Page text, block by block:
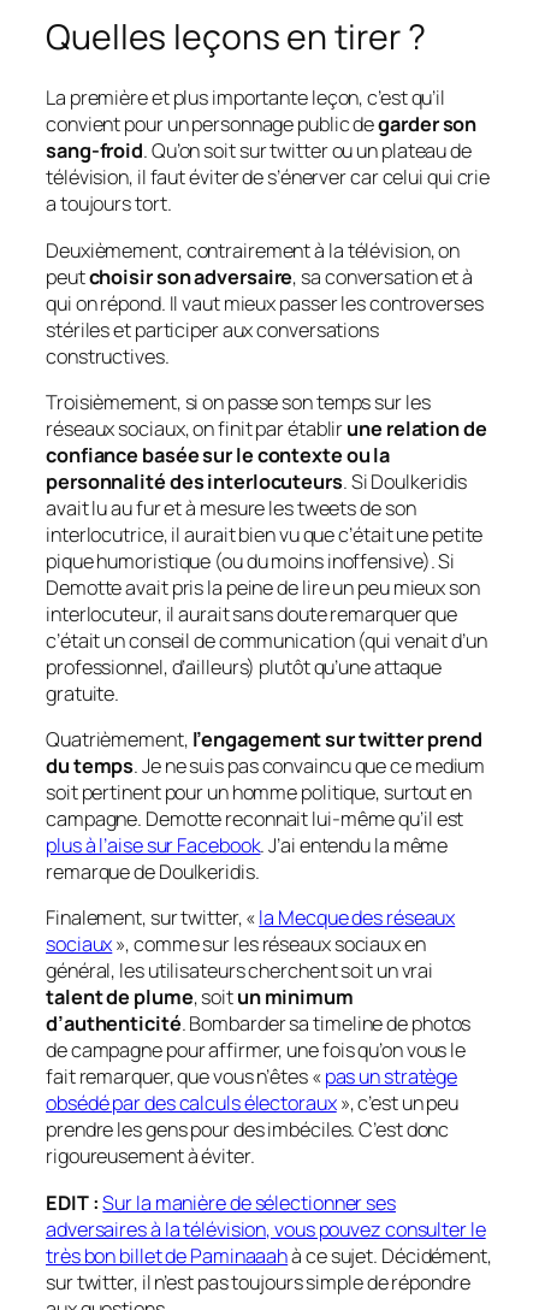
Quelles leçons en tirer ?
La première et plus importante leçon, c’est qu’il
convient pour un personnage public degarder son
sang-froid. Qu’on soit sur twitter ou un plateau de
télévision, il faut éviter de s’énerver car celui qui crie
a toujours tort.
Deuxièmement, contrairement à la télévision, on
peutchoisir son adversaire, sa conversation et à
qui on répond. Il vaut mieux passer les controverses
stériles et participer aux conversations
constructives.
Troisièmement, si on passe son temps sur les
réseaux sociaux, on finit par établirune relation de
confiance basée sur le contexte ou la
personnalité des interlocuteurs. Si Doulkeridis
avait lu au fur et à mesure les tweets de son
interlocutrice, il aurait bien vu que c’était une petite
pique humoristique (ou du moins inoffensive). Si
Demotte avait pris la peine de lire un peu mieux son
interlocuteur, il aurait sans doute remarquer que
c’était un conseil de communication (qui venait d’un
professionnel, d’ailleurs) plutôt qu’une attaque
gratuite.
Quatrièmement, l’engagement sur twitter prend
du temps. Je ne suis pas convaincu que ce medium
soit pertinent pour un homme politique, surtout en
campagne. Demotte reconnait lui-même qu’il est
plus à l’aise sur Facebook. J’ai entendu la même
remarque de Doulkeridis.
Finalement, sur twitter, «la Mecque des réseaux
sociaux», comme sur les réseaux sociaux en
général, les utilisateurs cherchent soit un vrai
talent de plume, soitun minimum
d’authenticité. Bombarder sa timeline de photos
de campagne pour affirmer, une fois qu’on vous le
fait remarquer, que vous n’êtes «pas un stratège
obsédé par des calculs électoraux», c’est un peu
prendre les gens pour des imbéciles. C’est donc
rigoureusement à éviter.
EDIT :Sur la manière de sélectionner ses
adversaires à la télévision, vous pouvez consulter le
très bon billet de Paminaaahà ce sujet. Décidément,
sur twitter, il n’est pas toujours simple de répondre